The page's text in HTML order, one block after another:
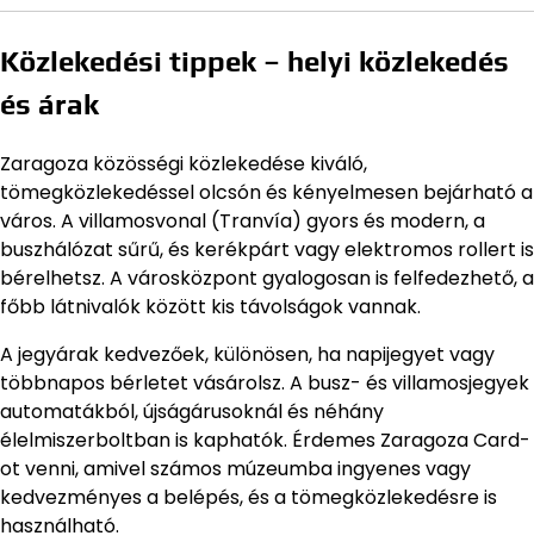
Közlekedési tippek – helyi közlekedés
és árak
Zaragoza közösségi közlekedése kiváló,
tömegközlekedéssel olcsón és kényelmesen bejárható a
város. A villamosvonal (Tranvía) gyors és modern, a
buszhálózat sűrű, és kerékpárt vagy elektromos rollert is
bérelhetsz. A városközpont gyalogosan is felfedezhető, a
főbb látnivalók között kis távolságok vannak.
A jegyárak kedvezőek, különösen, ha napijegyet vagy
többnapos bérletet vásárolsz. A busz- és villamosjegyek
automatákból, újságárusoknál és néhány
élelmiszerboltban is kaphatók. Érdemes Zaragoza Card-
ot venni, amivel számos múzeumba ingyenes vagy
kedvezményes a belépés, és a tömegközlekedésre is
használható.